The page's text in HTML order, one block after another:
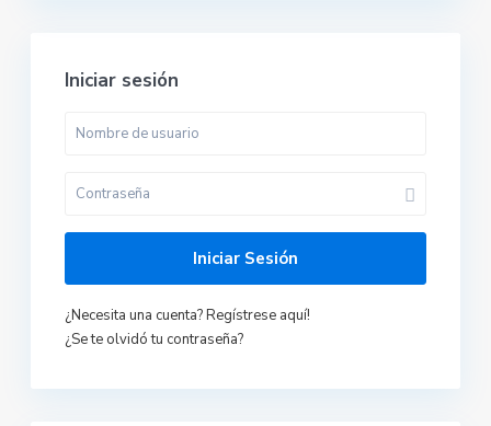
Iniciar sesión
Iniciar Sesión
¿Necesita una cuenta? Regístrese aquí!
¿Se te olvidó tu contraseña?